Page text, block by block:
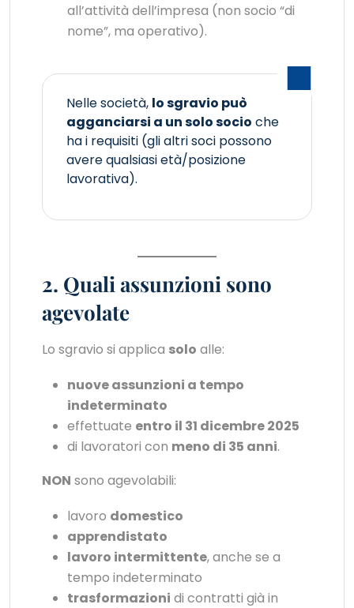
all’attività dell’impresa (non socio “di
nome”, ma operativo).
Nelle società, lo sgravio può
agganciarsi a un solo socio che
ha i requisiti (gli altri soci possono
avere qualsiasi età/posizione
lavorativa).
2. Quali assunzioni sono
agevolate
Lo sgravio si applica solo alle:
nuove assunzioni a tempo
indeterminato
effettuate entro il 31 dicembre 2025
di lavoratori con meno di 35 anni.
NON sono agevolabili:
lavoro domestico
apprendistato
lavoro intermittente, anche se a
tempo indeterminato
trasformazioni di contratti già in